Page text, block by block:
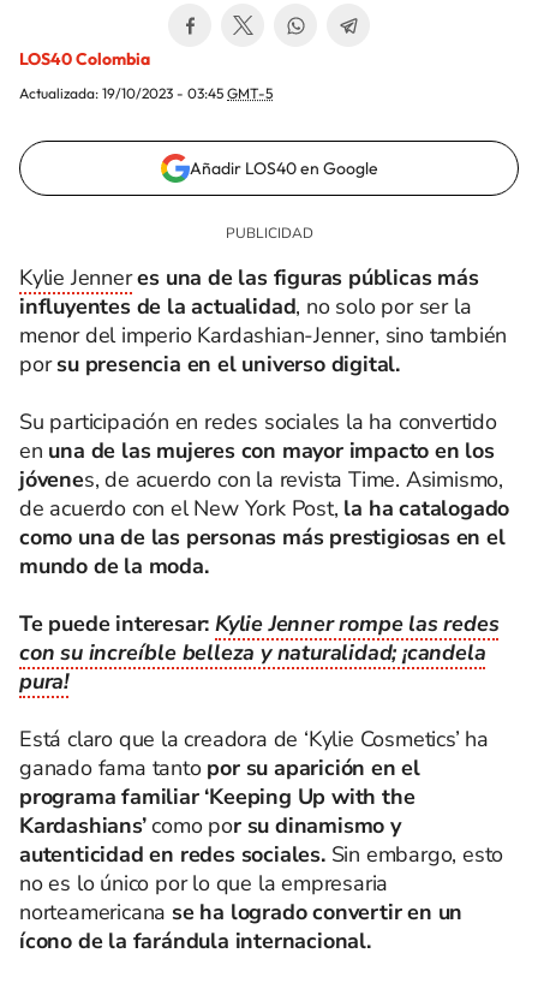
LOS40 Colombia
Actualizada: 19/10/2023 - 03:45 GMT-5
Añadir LOS40 en Google
Kylie Jenner es una de las figuras públicas más
influyentes de la actualidad, no solo por ser la
menor del imperio Kardashian-Jenner, sino también
porsu presencia en el universo digital.
Su participación en redes sociales la ha convertido
en una de las mujeres con mayor impacto en los
jóvenes, de acuerdo con la revista Time. Asimismo,
de acuerdo con el New York Post, la ha catalogado
como una de las personas más prestigiosas en el
mundo de la moda.
Te puede interesar: Kylie Jenner rompe las redes
con su increíble belleza y naturalidad; ¡candela
pura!
Está claro que la creadora de ‘Kylie Cosmetics’ ha
ganado fama tanto por su aparición en el
programa familiar ‘Keeping Up with the
Kardashians’como por su dinamismo y
autenticidad en redes sociales.Sin embargo, esto
no es lo único por lo que la empresaria
norteamericana se ha logrado convertir en un
ícono de la farándula internacional.